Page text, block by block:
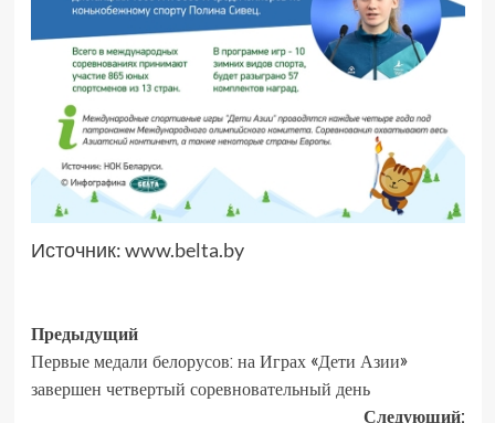
Источник:www.belta.by
Предыдущий
Первые медали белорусов: на Играх «Дети Азии»
завершен четвертый соревновательный день
Следующий: